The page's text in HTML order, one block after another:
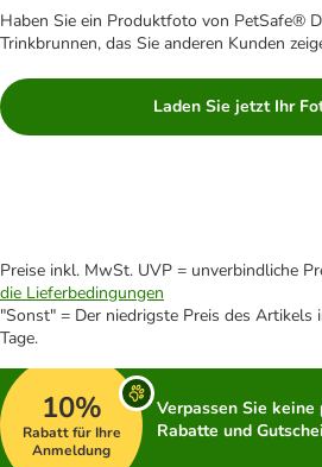
Haben Sie ein Produktfoto von PetSafe®
Trinkbrunnen, das Sie anderen Kunden
Laden Sie jetzt Ihr
Preise inkl. MwSt. UVP = unverbindliche
die Lieferbedingungen
"Sonst" = Der niedrigste Preis des Artikels
Tage.
10%
Rabatt für Ihre
Anmeldung
Verpassen Sie
Rabatte und